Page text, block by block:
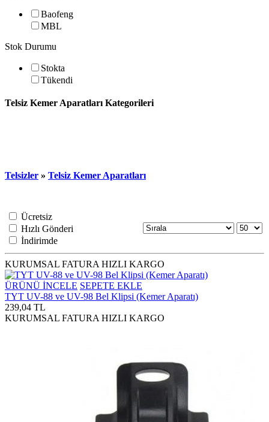
Baofeng
MBL
Stok Durumu
Stokta
Tükendi
Telsiz Kemer Aparatları Kategorileri
Telsizler » Telsiz Kemer Aparatları
Ücretsiz
Hızlı Gönderi
İndirimde
KURUMSAL FATURA HIZLI KARGO
ÜRÜNÜ İNCELE SEPETE EKLE
TYT UV-88 ve UV-98 Bel Klipsi (Kemer Aparatı)
239,04 TL
KURUMSAL FATURA HIZLI KARGO